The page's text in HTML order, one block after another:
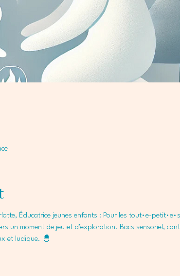
Éducatrice jeunes enfants : Pour les tout•e-
un moment de jeu et d’exploration. Bacs sensoriel,
et ludique. 🐣